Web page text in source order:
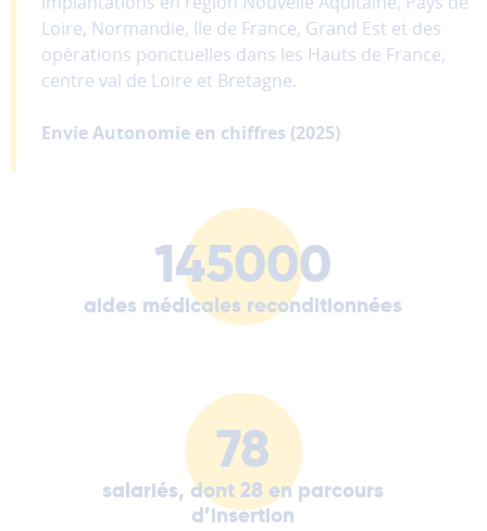
Loire, Normandie, Ile de France, Grand Est et des
opérations ponctuelles dans les Hauts de France,
centre val de Loire et Bretagne.
Envie Autonomie en chiffres (2025)
145000
aides médicales reconditionnées
78
salariés, dont 28 en parcours
d’insertion